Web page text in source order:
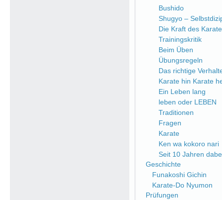
Bushido
Shugyo –
Die Kraft des Karate
Trainingskritik
Beim Üben
Übungsregeln
Das richtige
Karate hin Karate
Ein Leben lang
leben oder LEBEN
Traditionen
Fragen
Karate
Ken wa kokoro nari
Seit 10 Jahren
Geschichte
Funakoshi Gichin
Karate-Do Nyumon
Prüfungen